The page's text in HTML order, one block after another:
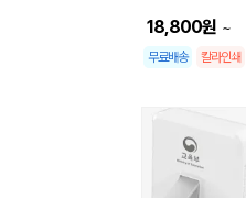
18,800원 ~
무료배송 칼라인쇄